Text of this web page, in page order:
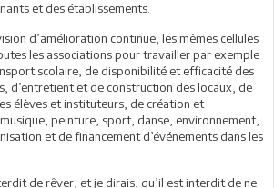
et des établissements.
d’amélioration continue, les mêmes cellules
les associations pour travailler par exemple
scolaire, de disponibilité et efficacité des
d’entretient et de construction des locaux, de
élèves et instituteurs, de création et
peinture, sport, danse, environnement,
et de financement d’événements dans les
de rêver, et je dirais, qu’il est interdit de ne